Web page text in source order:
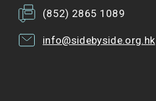
(852) 2865 1089
info@sidebyside.org.hk